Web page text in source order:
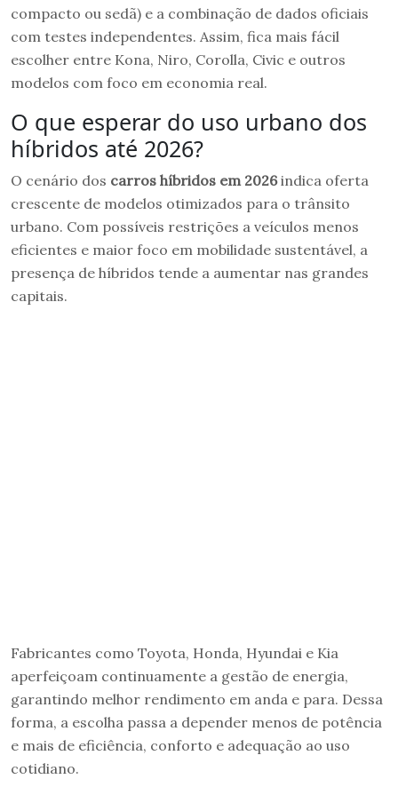
compacto ou sedã) e a combinação de dados oficiais
com testes independentes. Assim, fica mais fácil
escolher entre Kona, Niro, Corolla, Civic e outros
modelos com foco em economia real.
O que esperar do uso urbano dos
híbridos até 2026?
O cenário dos carros híbridos em 2026indica oferta
crescente de modelos otimizados para o trânsito
urbano. Com possíveis restrições a veículos menos
eficientes e maior foco em mobilidade sustentável, a
presença de híbridos tende a aumentar nas grandes
capitais.
Fabricantes como Toyota, Honda, Hyundai e Kia
aperfeiçoam continuamente a gestão de energia,
garantindo melhor rendimento em anda e para. Dessa
forma, a escolha passa a depender menos de potência
e mais de eficiência, conforto e adequação ao uso
cotidiano.